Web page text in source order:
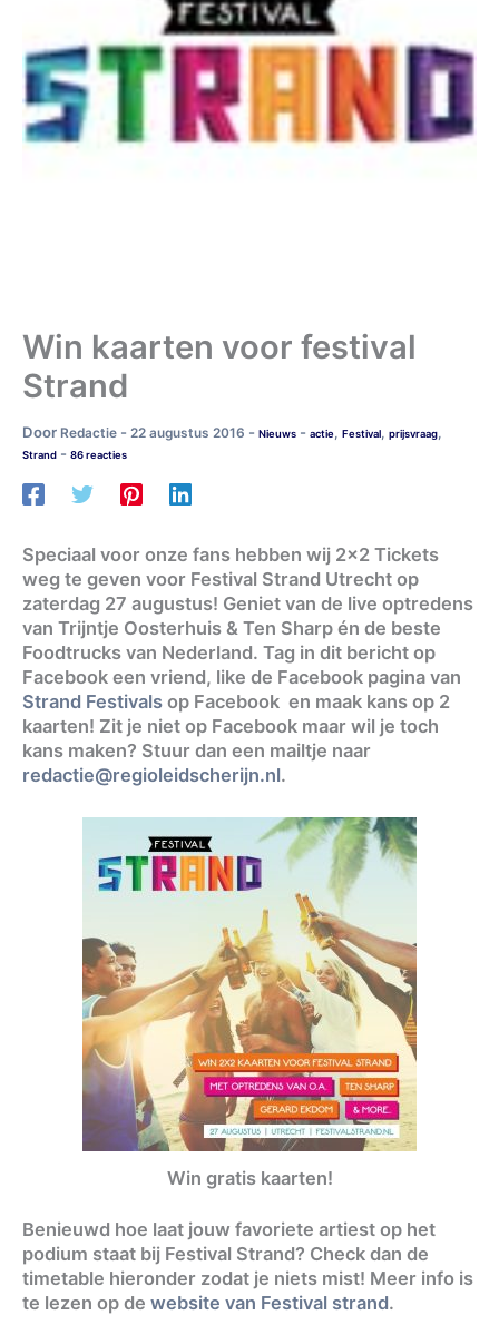
Win kaarten voor festival
Strand
Door Redactie - 22 augustus 2016 - Nieuws - actie, Festival, prijsvraag,
Strand - 86 reacties
Speciaal voor onze fans hebben wij 2×2 Tickets
weg te geven voor Festival Strand Utrecht op
zaterdag 27 augustus! Geniet van de live optredens
van Trijntje Oosterhuis & Ten Sharp én de beste
Foodtrucks van Nederland. Tag in dit bericht op
Facebook een vriend, like de Facebook pagina van
Strand Festivals op Facebook en maak kans op 2
kaarten! Zit je niet op Facebook maar wil je toch
kans maken? Stuur dan een mailtje naar
redactie@regioleidscherijn.nl.
Win gratis kaarten!
Benieuwd hoe laat jouw favoriete artiest op het
podium staat bij Festival Strand? Check dan de
timetable hieronder zodat je niets mist! Meer info is
te lezen op de website van Festival strand.